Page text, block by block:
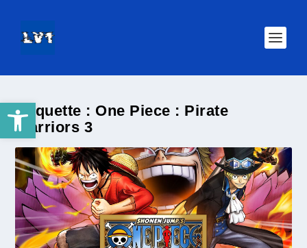
Ouvrir la barre d’outilsÉtiquette : One Piece : Pirate
Warriors 3